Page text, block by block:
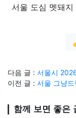
서울 도심 멧돼
다음 글 : 서울시
이전 글 : 서울 그냥드
함께 보면 좋은